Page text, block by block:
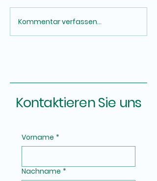
Kommentar verfassen...
Kontaktieren Sie uns
Vorname *
Nachname *